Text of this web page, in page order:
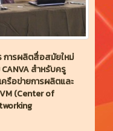
การผลิตสื่อสมัยใหม่
สำหรับครู
รือข่ายการผลิตและ
(Center of